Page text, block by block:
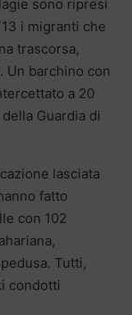
sono ripresi
i migranti che
trascorsa,
Un barchino con
a 20
Guardia di
lasciata
fatto
con 102
Tutti,
condotti